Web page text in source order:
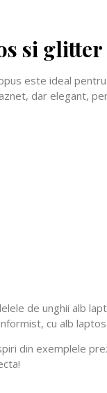
si glitter
este ideal
dar elegant,
de unghii alb
cu alb
din exemplele